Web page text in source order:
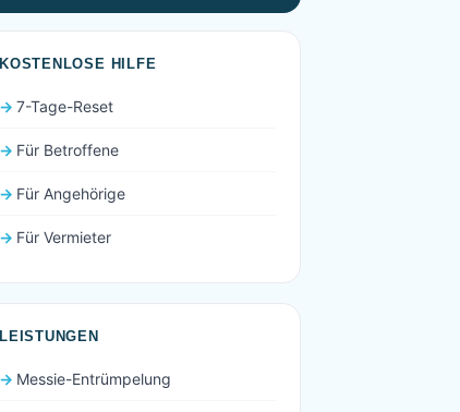
KOSTENLOSE HILFE
7-Tage-Reset
Für Betroffene
Für Angehörige
Für Vermieter
LEISTUNGEN
Messie-Entrümpelung